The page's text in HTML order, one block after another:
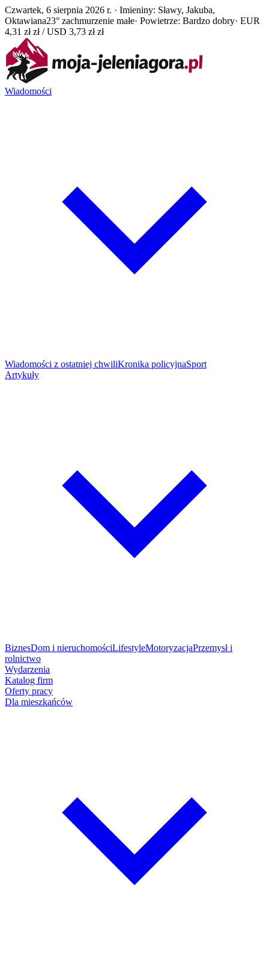
Czwartek, 6 sierpnia 2026 r. · Imieniny: Sławy, Jakuba,
Oktawiana23° zachmurzenie małe· Powietrze: Bardzo dobry· EUR
4,31 zł zł / USD 3,73 zł zł
Wiadomości
Wiadomości z ostatniej chwiliKronika policyjnaSport
Artykuły
BiznesDom i nieruchomościLifestyleMotoryzacjaPrzemysł i
rolnictwo
Wydarzenia
Katalog firm
Oferty pracy
Dla mieszkańców